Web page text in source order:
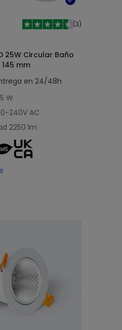
(3)
25W Circular Baño
mm
en 24/48h
W
240V AC
2250 lm